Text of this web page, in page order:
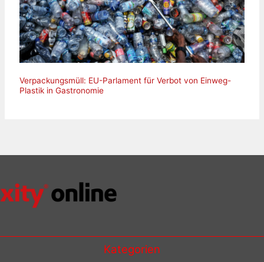
Verpackungsmüll: EU-Parlament für Verbot von Einweg-
Plastik in Gastronomie
Kategorien